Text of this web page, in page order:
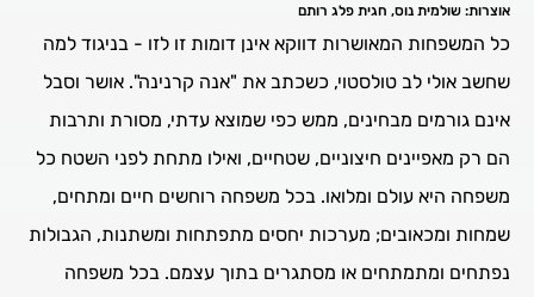
אוצרות: שולמית נוס, חגית פלג רותם
כל המשפחות המאושרות דווקא אינן דומות זו לזו - בניגוד למה
שחשב אולי לב טולסטוי, כשכתב את "אנה קרנינה". אושר וסבל
אינם גורמים מבחינים, ממש כפי שמוצא עדתי, מסורת ותרבות
הם רק מאפיינים חיצוניים, שטחיים, ואילו מתחת לפני השטח כל
משפחה היא עולם ומלואו. בכל משפחה רוחשים חיים ומתחים,
שמחות ומכאובים; מערכות יחסים מתפתחות ומשתנות, הגבולות
נפתחים ומתמתחים או מסתגרים בתוך עצמם. בכל משפחה